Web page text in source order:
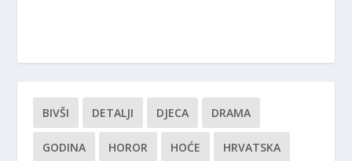
BIVŠI DETALJI DJECA DRAMA
GODINA HOROR HOĆE HRVATSKA